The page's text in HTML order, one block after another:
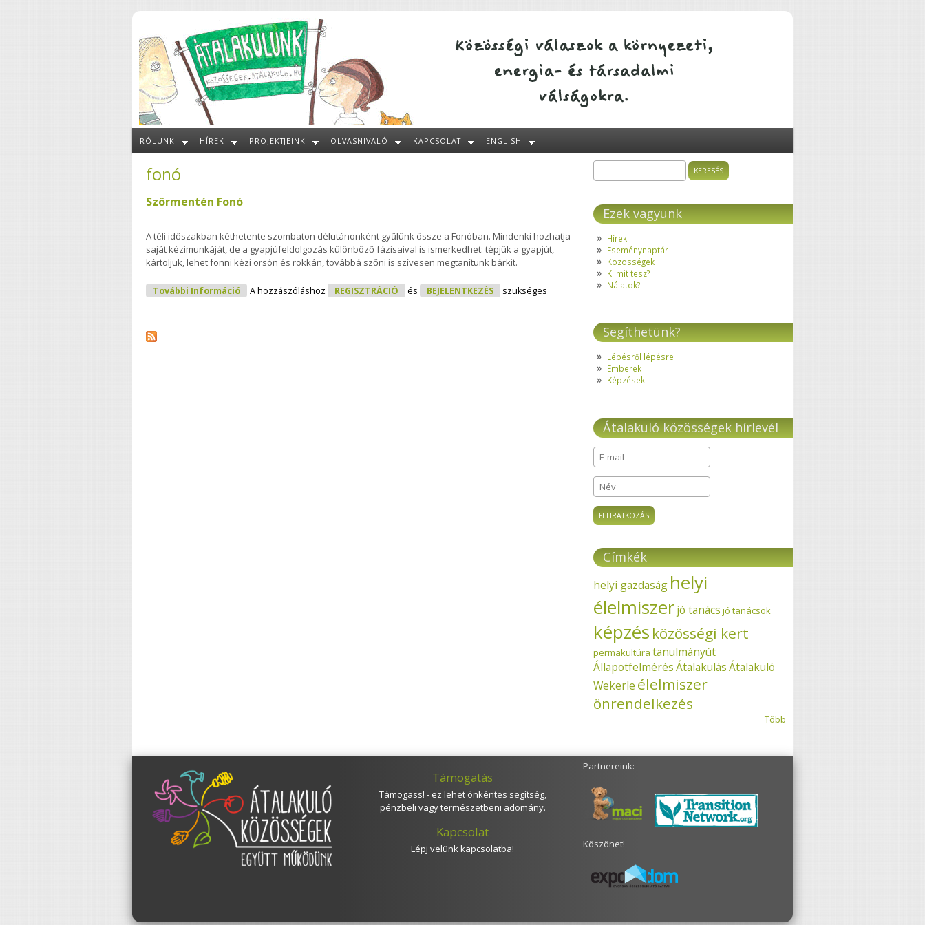
RÓLUNK HÍREK PROJEKTJEINK OLVASNIVALÓ KAPCSOLAT ENGLISH
fonó
Szörmentén Fonó
A téli időszakban kéthetente szombaton délutánonként gyűlünk össze a Fonóban. Mindenki hozhatja
saját kézimunkáját, de a gyapjúfeldolgozás különböző fázisaival is ismerkedhet: tépjük a gyapjút,
kártoljuk, lehet fonni kézi orsón és rokkán, továbbá szőni is szívesen megtanítunk bárkit.
További Információ Szörmentén Fonó Tartalommal Kapcsolatosan
A hozzászóláshoz REGISZTRÁCIÓ és BEJELENTKEZÉS szükséges
Keresés űrlap
Ezek vagyunk
Hírek
Eseménynaptár
Közösségek
Ki mit tesz?
Nálatok?
Segíthetünk?
Lépésről lépésre
Emberek
Képzések
Átalakuló közösségek hírlevél
E-mail*
Név
Címkék
helyi gazdaság helyi
élelmiszerjó tanács jó tanácsok
képzés közösségi kert
permakultúra tanulmányút
ÁllapotfelmérésÁtalakulásÁtalakuló
Wekerle élelmiszer
önrendelkezés
Több
Támogatás
Támogass! - ez lehet önkéntes segítség,
pénzbeli vagy természetbeni adomány.
Kapcsolat
Lépj velünk kapcsolatba!
Partnereink:
Köszönet!